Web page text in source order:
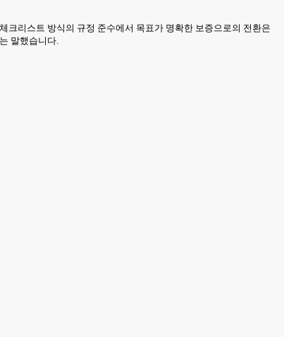
크리스트 방식의 규정 준수에서 목표가 명확한 보증으로의 전환은
말했습니다.